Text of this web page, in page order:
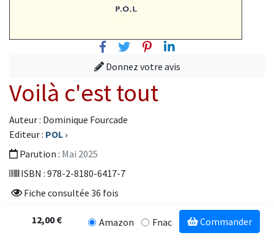
FacebookTwitterPinterest
Linkedin
Donnez votre avis
Voilà c'est tout
Auteur : Dominique Fourcade
Editeur : POL ›
Parution : Mai 2025
ISBN : 978-2-8180-6417-7
Fiche consultée 36 fois
12,00 € Amazon Fnac Commander